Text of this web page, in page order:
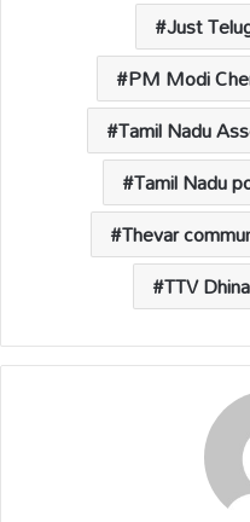
Just
PM Modi
Tamil Nadu
Tamil Nadu
Thevar
TTV